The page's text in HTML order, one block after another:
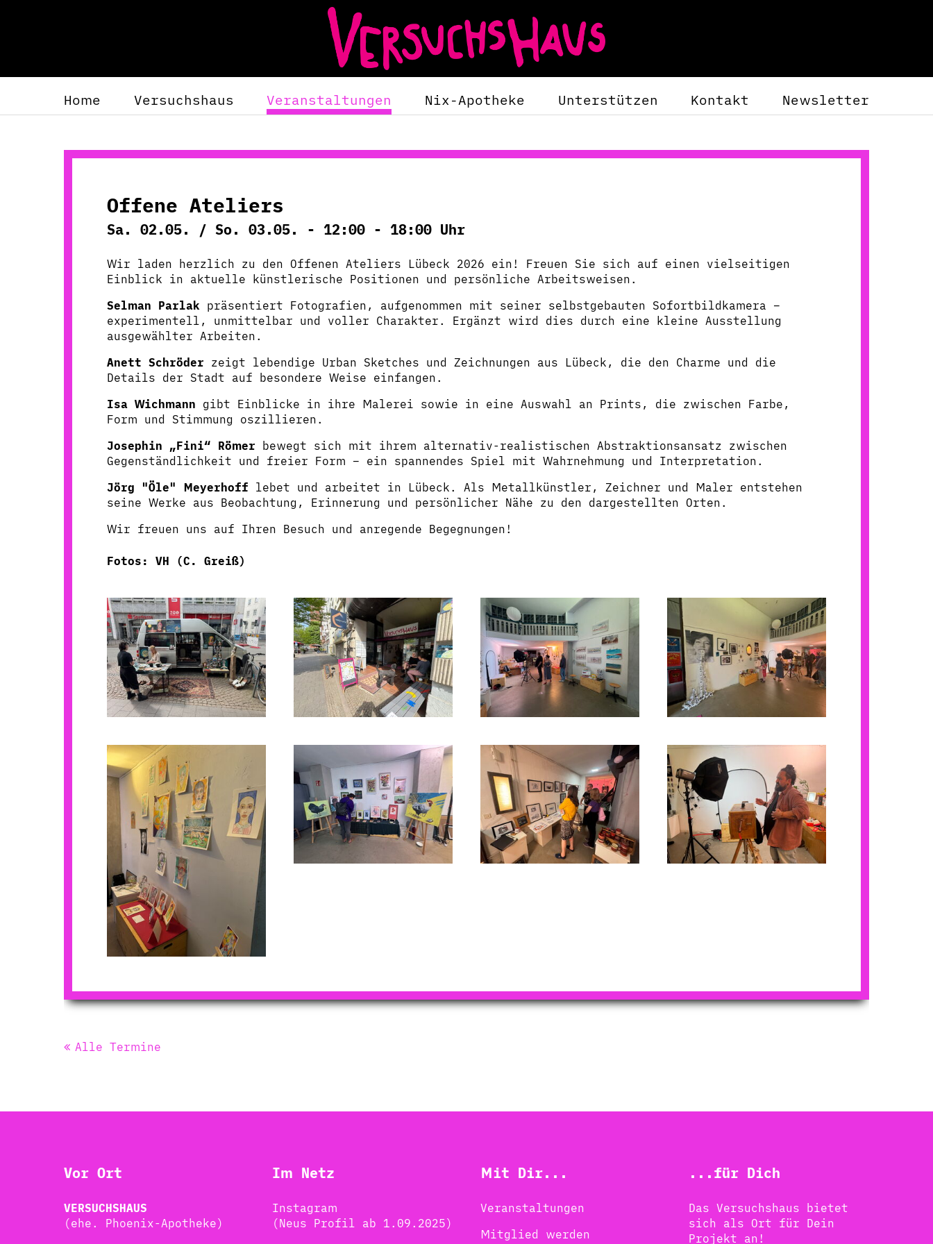
Home Versuchshaus Veranstaltungen Nix-Apotheke Unterstützen Kontakt Newsletter
Offene Ateliers
Sa. 02.05. / So. 03.05. - 12:00 - 18:00 Uhr
Wir laden herzlich zu den Offenen Ateliers Lübeck 2026 ein! Freuen Sie sich auf einen vielseitigen
Einblick in aktuelle künstlerische Positionen und persönliche Arbeitsweisen.
Selman Parlak präsentiert Fotografien, aufgenommen mit seiner selbstgebauten Sofortbildkamera –
experimentell, unmittelbar und voller Charakter. Ergänzt wird dies durch eine kleine Ausstellung
ausgewählter Arbeiten.
Anett Schröder zeigt lebendige Urban Sketches und Zeichnungen aus Lübeck, die den Charme und die
Details der Stadt auf besondere Weise einfangen.
Isa Wichmann gibt Einblicke in ihre Malerei sowie in eine Auswahl an Prints, die zwischen Farbe,
Form und Stimmung oszillieren.
Josephin „Fini“ Römer bewegt sich mit ihrem alternativ-realistischen Abstraktionsansatz zwischen
Gegenständlichkeit und freier Form – ein spannendes Spiel mit Wahrnehmung und Interpretation.
Jörg "Öle" Meyerhoff lebet und arbeitet in Lübeck. Als Metallkünstler, Zeichner und Maler entstehen
seine Werke aus Beobachtung, Erinnerung und persönlicher Nähe zu den dargestellten Orten.
Wir freuen uns auf Ihren Besuch und anregende Begegnungen!
Fotos: VH (C. Greiß)
Alle Termine
Vor Ort
VERSUCHSHAUS
(ehe. Phoenix-Apotheke)
Im Netz
Instagram
(Neus Profil ab 1.09.2025)
Mit Dir...
Veranstaltungen
Mitglied werden
...für Dich
Das Versuchshaus bietet
sich als Ort für Dein
Projekt an!